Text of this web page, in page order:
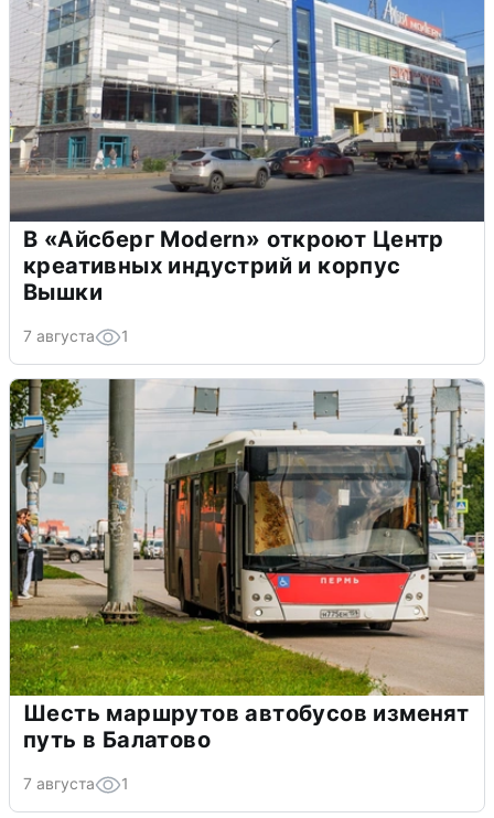
В «Айсберг Modern» откроют Центр
креативных индустрий и корпус
Вышки
7 августа 1
Шесть маршрутов автобусов изменят
путь в Балатово
7 августа 1